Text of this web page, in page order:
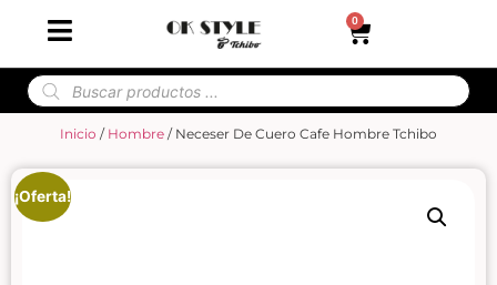
0
Inicio / Hombre / Neceser De Cuero Cafe Hombre Tchibo
¡Oferta!